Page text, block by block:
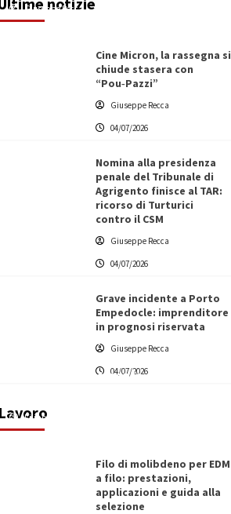
Giuseppe Recca
Cine Micron, la rassegna si
chiude stasera con
“Pou‑Pazzi”
Giuseppe Recca
04/07/2026
Nomina alla presidenza
penale del Tribunale di
Agrigento finisce al TAR:
ricorso di Turturici
contro il CSM
Giuseppe Recca
04/07/2026
Grave incidente a Porto
Empedocle: imprenditore
in prognosi riservata
Giuseppe Recca
04/07/2026
Lavoro
L’ingegnere saccense Buscarnera
partner chiave di un progetto
transnazionale per la transizione
Filippo Cardinale
Filo di molibdeno per EDM
a filo: prestazioni,
applicazioni e guida alla
selezione